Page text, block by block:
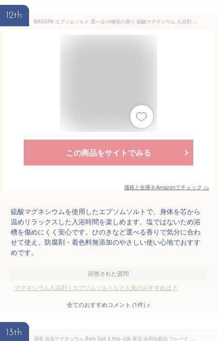
12th
BASSPA エプソムソルト 選べる10種類の香り 硫酸マグネシウム 入浴剤 国内製造 計量スプーン付き (3kg, ひのき)
この商品をサイトでみる
価格と在庫をAmazonでチェック >>
硫酸マグネシウムを使用したエプソムソルトで、身体を芯から
温めリラックスした入浴時間を楽しめます。塩ではないため浴
槽を傷めにくく安心です。ひのきなど選べる香りで気分に合わ
せて使え、防腐剤・着色料無添加のやさしい使い心地でおすす
めです。
回答された質問
マグネシウム入浴剤｜エプソムソルトなど人気のおすすめは？
全てのおすすめコメント (1件) >
13th
国産 塩化マグネシウム Bath Salt 3.5kg×3袋 保湿 浴用化粧品 フレーク NICHIGA(ニチガ) TK3